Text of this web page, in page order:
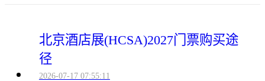
北京酒店展(HCSA)2027门票购买途
径
2026-07-17 07:55:11